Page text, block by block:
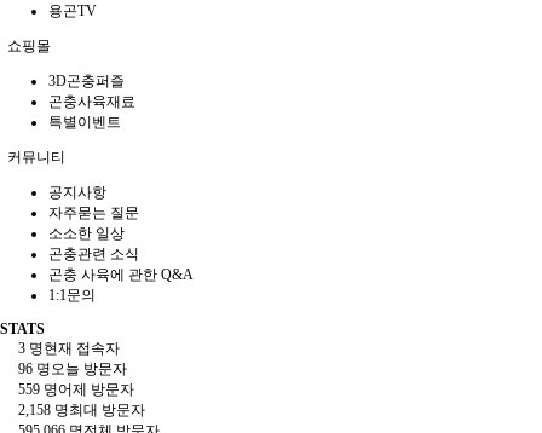
용곤TV
쇼핑몰
3D곤충퍼즐
곤충사육재료
특별이벤트
커뮤니티
공지사항
자주묻는 질문
소소한 일상
곤충관련 소식
곤충 사육에 관한 Q&A
1:1문의
STATS
3 명현재 접속자
96 명 오늘 방문자
559 명어제 방문자
2,158 명최대 방문자